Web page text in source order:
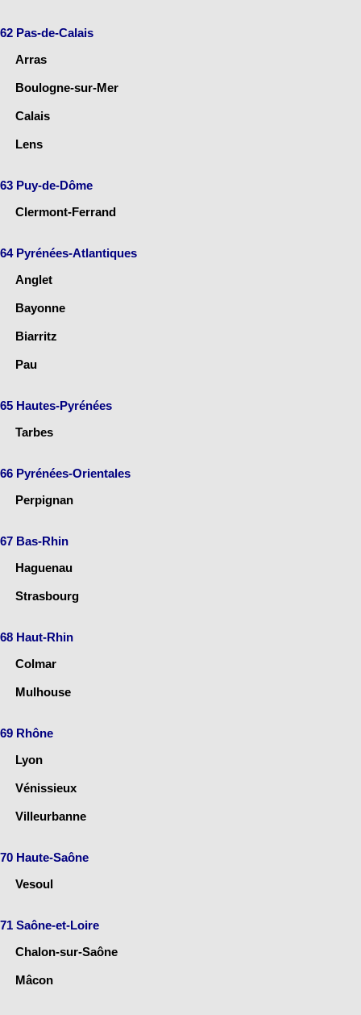
62 Pas-de-Calais
Arras
Boulogne-sur-Mer
Calais
Lens
63 Puy-de-Dôme
Clermont-Ferrand
64 Pyrénées-Atlantiques
Anglet
Bayonne
Biarritz
Pau
65 Hautes-Pyrénées
Tarbes
66 Pyrénées-Orientales
Perpignan
67 Bas-Rhin
Haguenau
Strasbourg
68 Haut-Rhin
Colmar
Mulhouse
69 Rhône
Lyon
Vénissieux
Villeurbanne
70 Haute-Saône
Vesoul
71 Saône-et-Loire
Chalon-sur-Saône
Mâcon